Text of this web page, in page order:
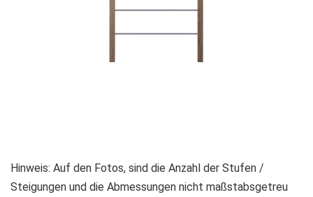
Zum
Anfang
Hinweis: Auf den Fotos, sind die Anzahl der Stufen /
Steigungen und die Abmessungen nicht maßstabsgetreu